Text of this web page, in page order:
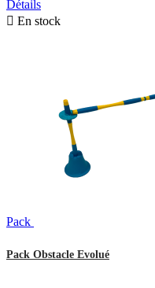
Détails
 En stock
Pack
Pack Obstacle Evolué